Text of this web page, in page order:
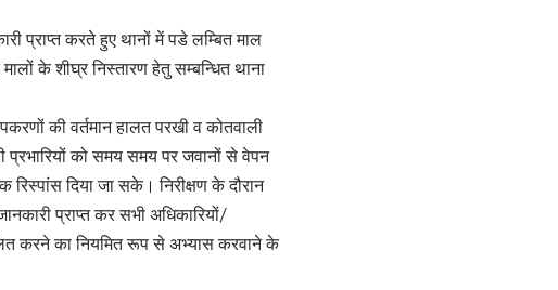
प्राप्त करते हुए थानों में पडे लम्बित माल
के शीघ्र निस्तारण हेतु सम्बन्धित थाना
की वर्तमान हालत परखी व कोतवाली
प्रभारियों को समय समय पर जवानों से वेपन
दिया जा सके। निरीक्षण के दौरान
प्राप्त कर सभी अधिकारियों/
करने का नियमित रूप से अभ्यास करवाने के